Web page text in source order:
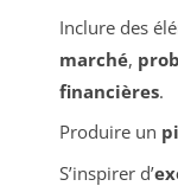
Inclure des
marché,
financières.
Produire un
S’inspirer d’